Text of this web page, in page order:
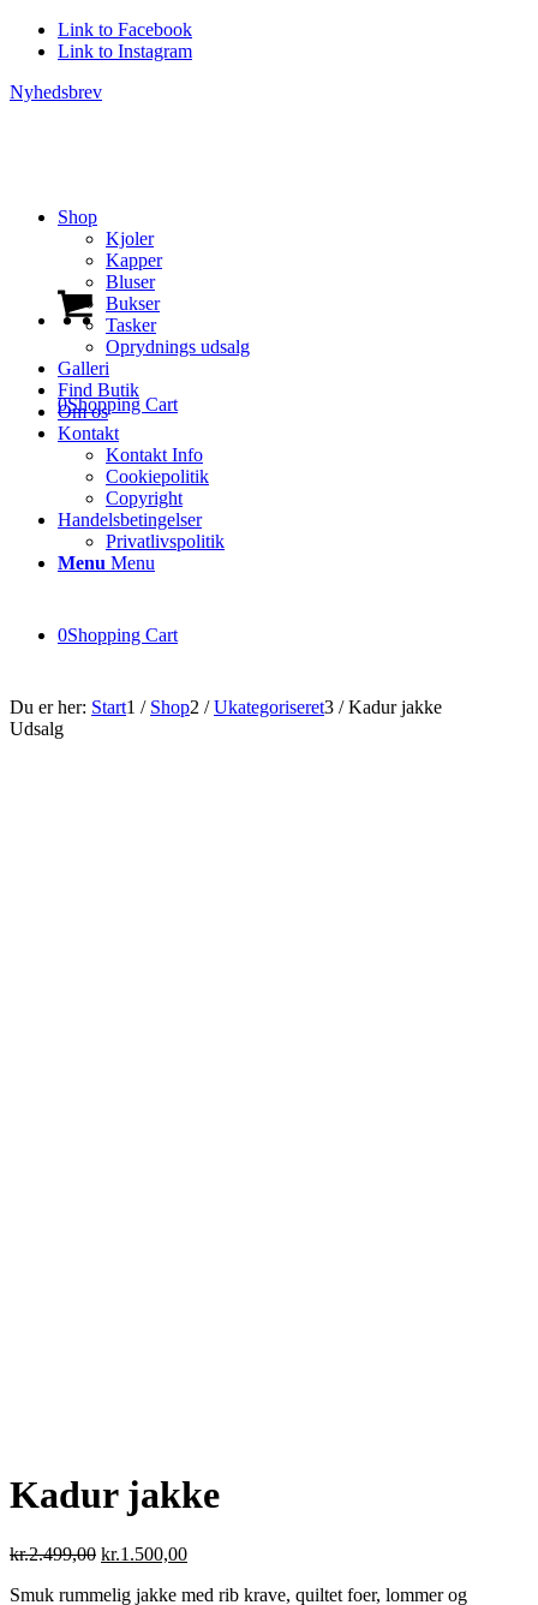
Link to Facebook
Link to Instagram
Nyhedsbrev
0Shopping Cart
Shop
Kjoler
Kapper
Bluser
Bukser
Tasker
Oprydnings udsalg
Galleri
Find Butik
Om os
Kontakt
Kontakt Info
Cookiepolitik
Copyright
Handelsbetingelser
Privatlivspolitik
Menu Menu
0Shopping Cart
Du er her: Start1 / Shop2 / Ukategoriseret3 / Kadur jakke
Udsalg
Kadur jakke
kr.2.499,00 Den
pris
kr.1.500,00Den
pris
Smuk rummelig jakke med rib krave, quiltet foer, lommer og